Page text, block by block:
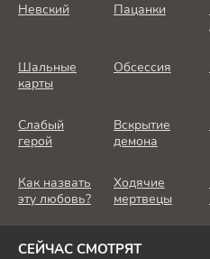
Невский Пацанки
Шальные
карты
Обсессия
Слабый
герой
Вскрытие
демона
Как назвать
эту любовь?
Ходячие
мертвецы
СЕЙЧАС СМОТРЯТ